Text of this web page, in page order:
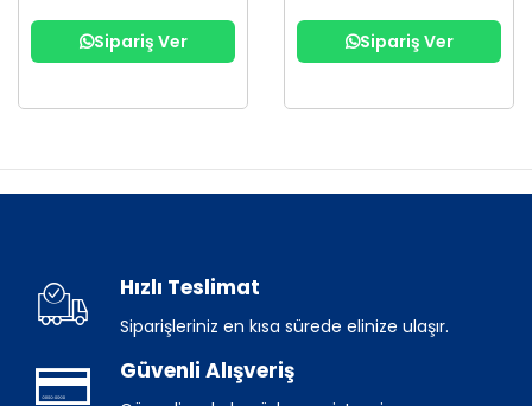
Sipariş Ver Sipariş Ver
Hızlı Teslimat
Siparişleriniz en kısa sürede elinize ulaşır.
Güvenli Alışveriş